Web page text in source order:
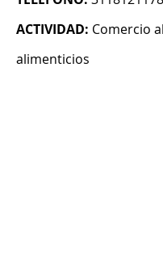
ACTIVIDAD: Comercio
alimenticios